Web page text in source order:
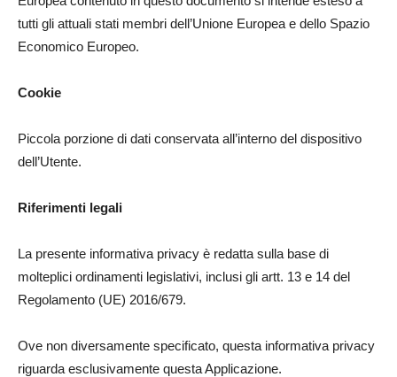
tutti gli attuali stati membri dell’Unione Europea e dello Spazio
Economico Europeo.
Cookie
Piccola porzione di dati conservata all’interno del dispositivo
dell’Utente.
Riferimenti legali
La presente informativa privacy è redatta sulla base di
molteplici ordinamenti legislativi, inclusi gli artt. 13 e 14 del
Regolamento (UE) 2016/679.
Ove non diversamente specificato, questa informativa privacy
riguarda esclusivamente questa Applicazione.